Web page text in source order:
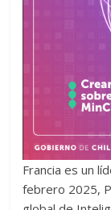
Francia es un
febrero 2025,